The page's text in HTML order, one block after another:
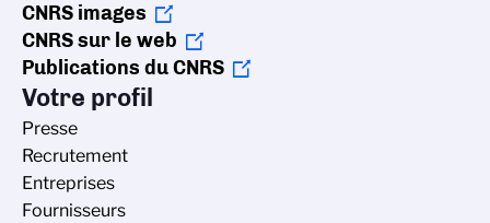
CNRS images
CNRS sur le web
Publications du CNRS
Votre profil
Presse
Recrutement
Entreprises
Fournisseurs